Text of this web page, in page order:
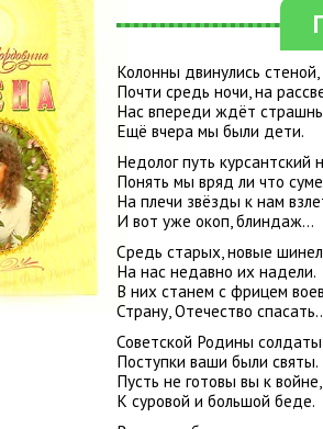
Колонны двинулись стеной,
Почти средь ночи, на
Нас впереди ждёт
Ещё вчера мы были дети.
Недолог путь курсантский
Понять мы вряд ли что
На плечи звёзды к нам
И вот уже окоп, блиндаж…
Средь старых, новые
На нас недавно их надели.
В них станем с фрицем
Страну, Отечество
Советской Родины
Поступки ваши были святы.
Пусть не готовы вы к войне,
К суровой и большой беде.